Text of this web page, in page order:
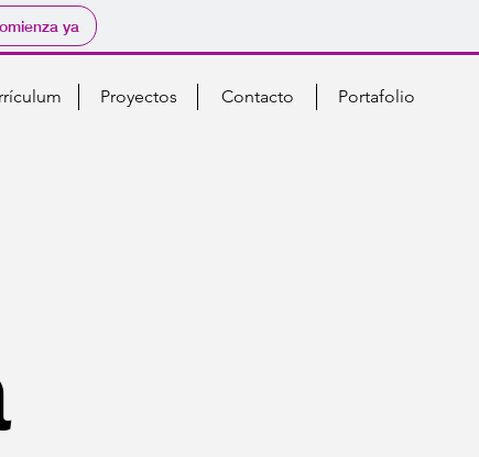
ya
Proyectos Contacto Portafolio